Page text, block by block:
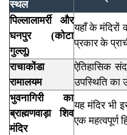
स्थल
पिल्लालामर्री और
घनपुर (कोटा
गुल्लू)
यहाँ के मंदिरों
प्रकार के
राचाकोंडा
रामालयम
ऐतिहासिक
उपस्थिति का
भुवनागिरी का
ब्राह्मणवाड़ा शिव
मंदिर
यह मंदिर भी
एक महत्वपूर्ण